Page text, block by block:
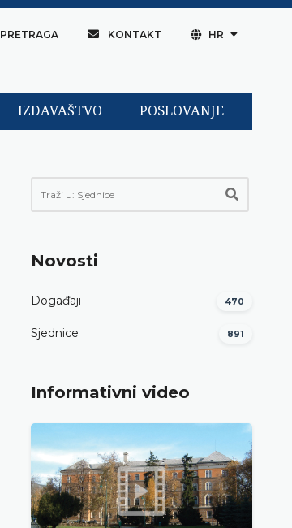
PRETRAGA KONTAKT HR
IZDAVAŠTVO POSLOVANJE
Novosti
Događaji 470
Sjednice 891
Informativni video